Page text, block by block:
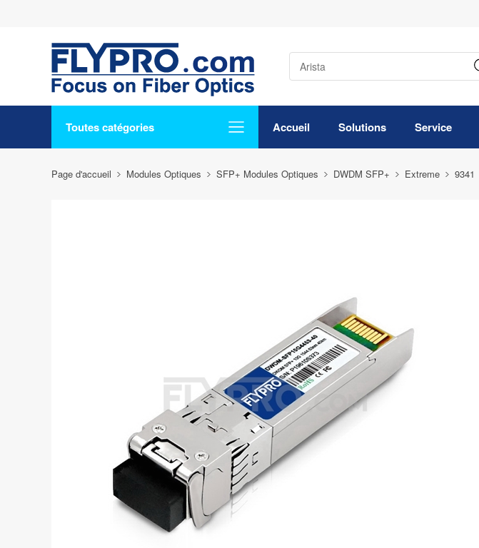
Toutes catégories Accueil Solutions Service
Page d'accueil Modules Optiques SFP+ Modules Optiques DWDM SFP+ Extreme 9341